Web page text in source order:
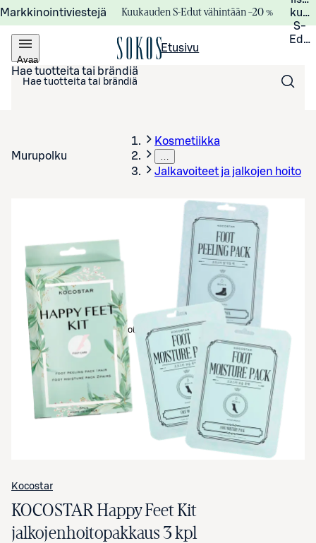
Markkinointiviestejä Kuukauden S-Edut vähintään –20 %
S-
Avaa
valikko
Etusivu
Hae tuotteita tai brändiä
Murupolku
Kosmetiikka
…
Jalkavoiteet ja jalkojen hoito
Avaa tuotekuva suurennettuna
Kocostar
KOCOSTAR Happy Feet Kit
jalkojenhoitopakkaus 3 kpl